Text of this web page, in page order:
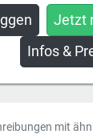
Jetzt
Infos &
mit